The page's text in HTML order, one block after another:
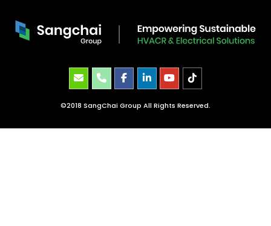
©2018 SangChai Group All Rights Reserved.